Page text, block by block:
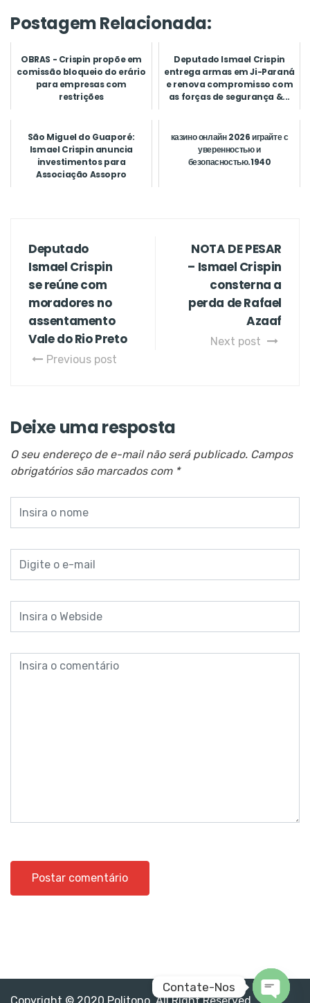
Postagem Relacionada:
OBRAS - Crispin propõe em
comissão bloqueio do erário
para empresas com
restrições
Deputado Ismael Crispin
entrega armas em Ji-Paraná
e renova compromisso com
as forças de segurança &...
São Miguel do Guaporé:
Ismael Crispin anuncia
investimentos para
Associação Assopro
казино онлайн 2026 играйте с
уверенностью и
безопасностью.1940
Deputado
Ismael Crispin
se reúne com
moradores no
assentamento
Vale do Rio Preto
Previous post
NOTA DE PESAR
– Ismael Crispin
consterna a
perda de Rafael
Azaaf
Next post
Deixe uma resposta
O seu endereço de e-mail não será publicado. Campos
obrigatórios são marcados com *
Copyright © 2020 Politono. All Right Reserved.
Contate-Nos